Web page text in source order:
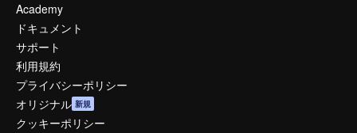
Academy
ドキュメント
サポート
利用規約
プライバシーポリシー
オリジナル 新規
クッキーポリシー